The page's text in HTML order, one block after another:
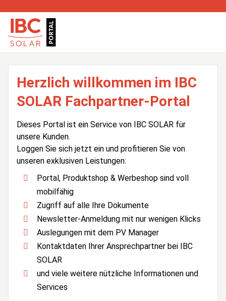
Herzlich willkommen im IBC
SOLAR Fachpartner-Portal
Dieses Portal ist ein Service von IBC SOLAR für
unsere Kunden.
Loggen Sie sich jetzt ein und profitieren Sie von
unseren exklusiven Leistungen:
Portal, Produktshop & Werbeshop sind voll
mobilfähig
Zugriff auf alle Ihre Dokumente
Newsletter-Anmeldung mit nur wenigen Klicks
Auslegungen mit dem PV Manager
Kontaktdaten Ihrer Ansprechpartner bei IBC
SOLAR
und viele weitere nützliche Informationen und
Services